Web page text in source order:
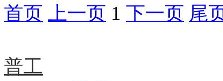
首页
上一页 1 下一页 尾
普工